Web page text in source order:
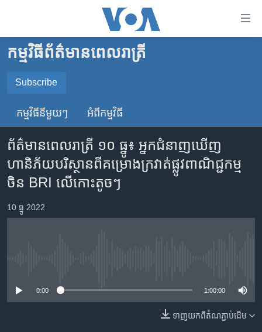
គេហទំព័រ​
ទាក់ទង
រំលង​
ទំព័រ​
ព័ត៌មាន​​
តែ​
ម្តង
និង​
រំលង​
កម្ពុជា
អន្តរជាតិ
ចិន
ហេឡូវីអូអេ
កម្ពុជាច្នៃប្រតិដ្ឋ
ព្រឹត្តិការណ៍ព័ត៌មាន
ទូរទស្សន៍ / វីដេអូ​
កម្មវិធី​ព័ត៌មាន​ពេលរាត្រី
Subscribe
SUBSCRIBE
YouTube Music
Spotify
កម្មវិធី​នីមួយៗ អំពី​កម្មវិធី​
ព័ត៌មានពេលរាត្រី ១០ ធ្នូ៖ អ្នកជំនាញ​ឃើញ​
ហានិភ័យ​បរិស្ថាន​ពី​គម្រោង​​ក្រវាត់​ផ្លូវ​ពាណិជ្ជកម្ម​
ចិន BRI លើ​កោះ​តូចៗ
10 ធ្នូ 2022
0:00 1:00:00
ទាញ​យក​ពី​តំណភ្ជាប់​ដើម